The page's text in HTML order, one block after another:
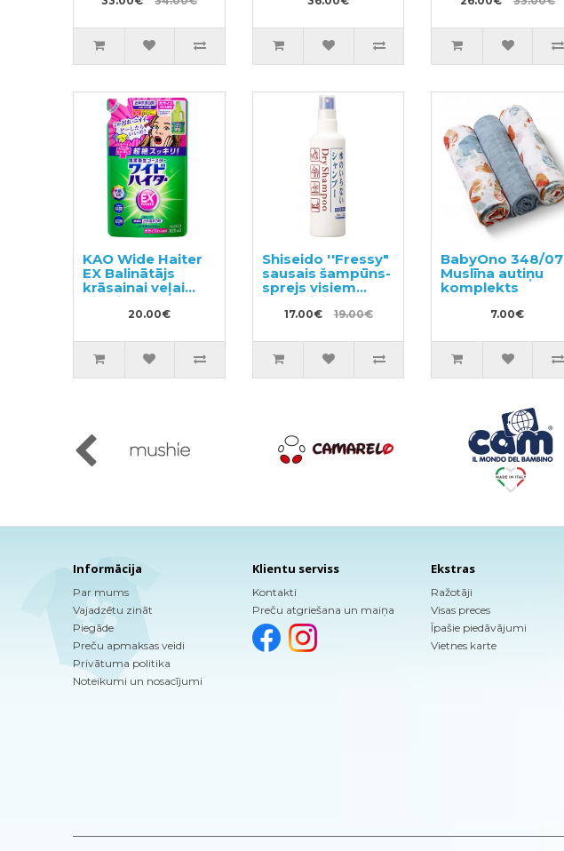
pildviela 840g
KAO Wide Haiter
EX Balinātājs
krāsainai veļai
pildviela 820ml
20.00€
Shiseido ''Fressy"
sausais šampūns-
sprejs visiem
matu tipiem
150ml
17.00€ 19.00€
BabyOno 348/07
Muslīna autiņu
komplekts
7.00€
Informācija
Par mums
Vajadzētu zināt
Piegāde
Preču apmaksas veidi
Privātuma politika
Noteikumi un nosacījumi
Klientu serviss
Kontakti
Preču atgriešana un maiņa
Ekstras
Ražotāji
Visas preces
Īpašie piedāvājumi
Vietnes karte